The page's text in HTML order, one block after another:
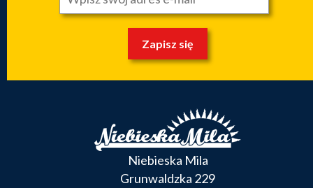
Zapisz się
Niebieska Mila
Grunwaldzka 229